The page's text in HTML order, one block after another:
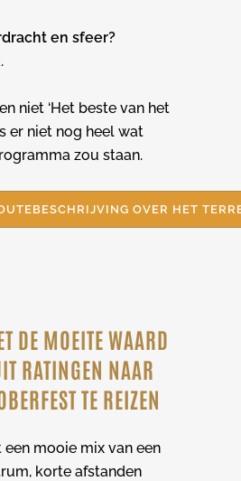
en sfeer?
niet ‘Het beste van het
er niet nog heel wat
zou staan.
OVER HET
DE MOEITE WAARD
RATINGEN NAAR
TE REIZEN
een mooie mix van een
korte afstanden